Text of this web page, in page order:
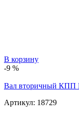
В корзину
-9 %
Вал вторичный КПП
Артикул: 18729